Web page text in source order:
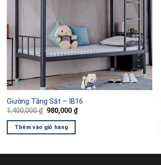
Giường Tầng Sắt – IB16
1,400,000₫ Giá
là:
1,400,000 ₫.
980,000₫Giá
hiện
Thêm vào giỏ hàng